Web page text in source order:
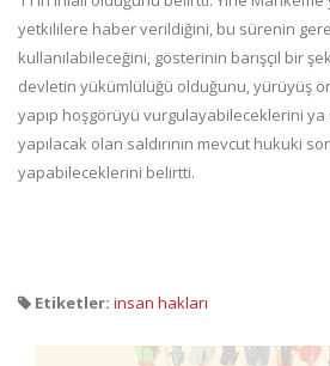
yetkililere haber verildiğini, bu sürenin
kullanılabileceğini, gösterinin barışçıl bir
devletin yükümlülüğü olduğunu, yürüyüş
yapıp hoşgörüyü vurgulayabileceklerini
yapılacak olan saldırının mevcut hukuki
yapabileceklerini belirtti.
Etiketler: insan hakları